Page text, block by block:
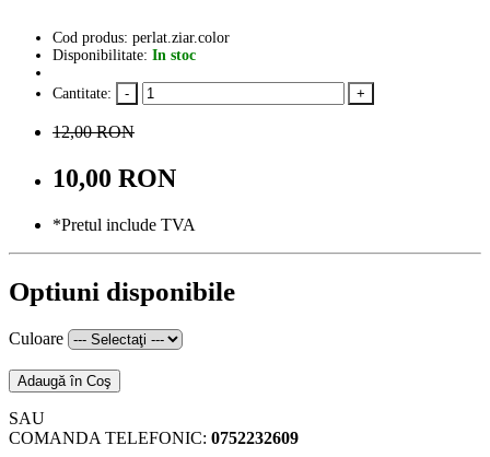
Cod produs: perlat.ziar.color
Disponibilitate: In stoc
Cantitate:
12,00 RON
10,00 RON
*Pretul include TVA
Optiuni disponibile
Culoare
Adaugă în Coş
SAU
COMANDA TELEFONIC: 0752232609